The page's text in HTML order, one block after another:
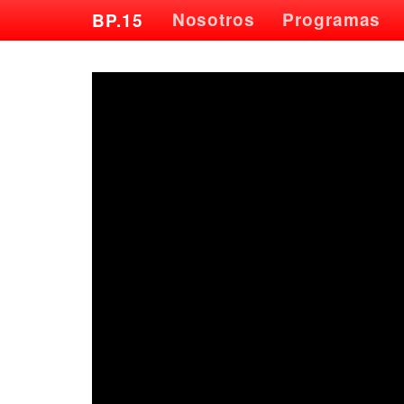
BP.15 Nosotros Programas